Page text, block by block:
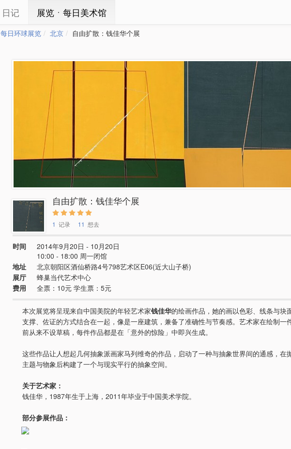
日记 展览ㆍ每日美术馆
每日环球展览 北京 自由扩散：钱佳华个展
自由扩散：钱佳华个展
1 记录 11 想去
时间
2014年9月20日 - 10月20日
10:00 - 18:00 周一闭馆
地址
北京朝阳区酒仙桥路4号798艺术区E06(近大山子桥)
展厅
蜂巢当代艺术中心
费用
全票：10元 学生票：5元
本次展览将呈现来自中国美院的年轻艺术家钱佳华的绘画作品，她的画以色彩、线条与块
支撑、佐证的方式结合在一起，像是一座建筑，兼备了准确性与节奏感。艺术家在绘制一
前从来不设草稿，每件作品都是在「意外的惊险」中即兴生成。
这些作品让人想起几何抽象派画家马列维奇的作品，启动了一种与抽象世界间的通感，在
主题与物象后构建了一个与现实平行的抽象空间。
关于艺术家：
钱佳华，1987年生于上海，2011年毕业于中国美术学院。
部分参展作品：